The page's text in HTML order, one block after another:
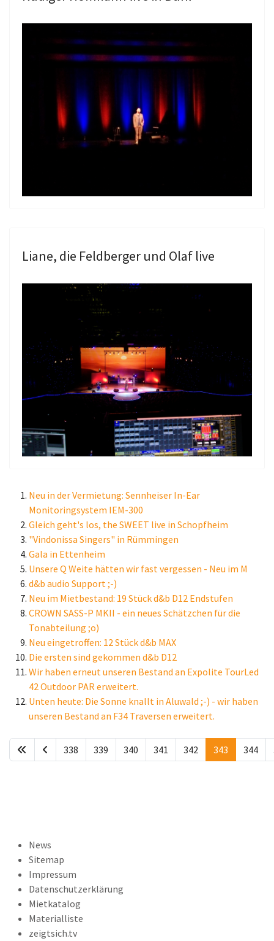
Liane, die Feldberger und Olaf live
Neu in der Vermietung: Sennheiser In-Ear
Monitoringsystem IEM-300
Gleich geht's los, the SWEET live in Schopfheim
"Vindonissa Singers" in Rümmingen
Gala in Ettenheim
Unsere Q Weite hätten wir fast vergessen - Neu im M
d&b audio Support ;-)
Neu im Mietbestand: 19 Stück d&b D12 Endstufen
CROWN SASS-P MKII - ein neues Schätzchen für die
Tonabteilung ;o)
Neu eingetroffen: 12 Stück d&b MAX
Die ersten sind gekommen d&b D12
Wir haben erneut unseren Bestand an Expolite TourLed
42 Outdoor PAR erweitert.
Unten heute: Die Sonne knallt in Aluwald ;-) - wir haben
unseren Bestand an F34 Traversen erweitert.
338 339 340 341 342 343 344
News
Sitemap
Impressum
Datenschutzerklärung
Mietkatalog
Materialliste
zeigtsich.tv